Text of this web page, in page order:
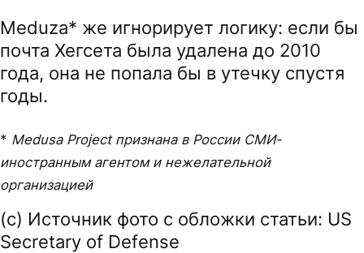
Meduza* же игнорирует логику: если бы
почта Хегсета была удалена до 2010
года, она не попала бы в утечку спустя
годы.
* Medusa Project признана в России СМИ-
иностранным агентом и нежелательной
организацией
(c) Источник фото с обложки статьи: US
Secretary of Defense